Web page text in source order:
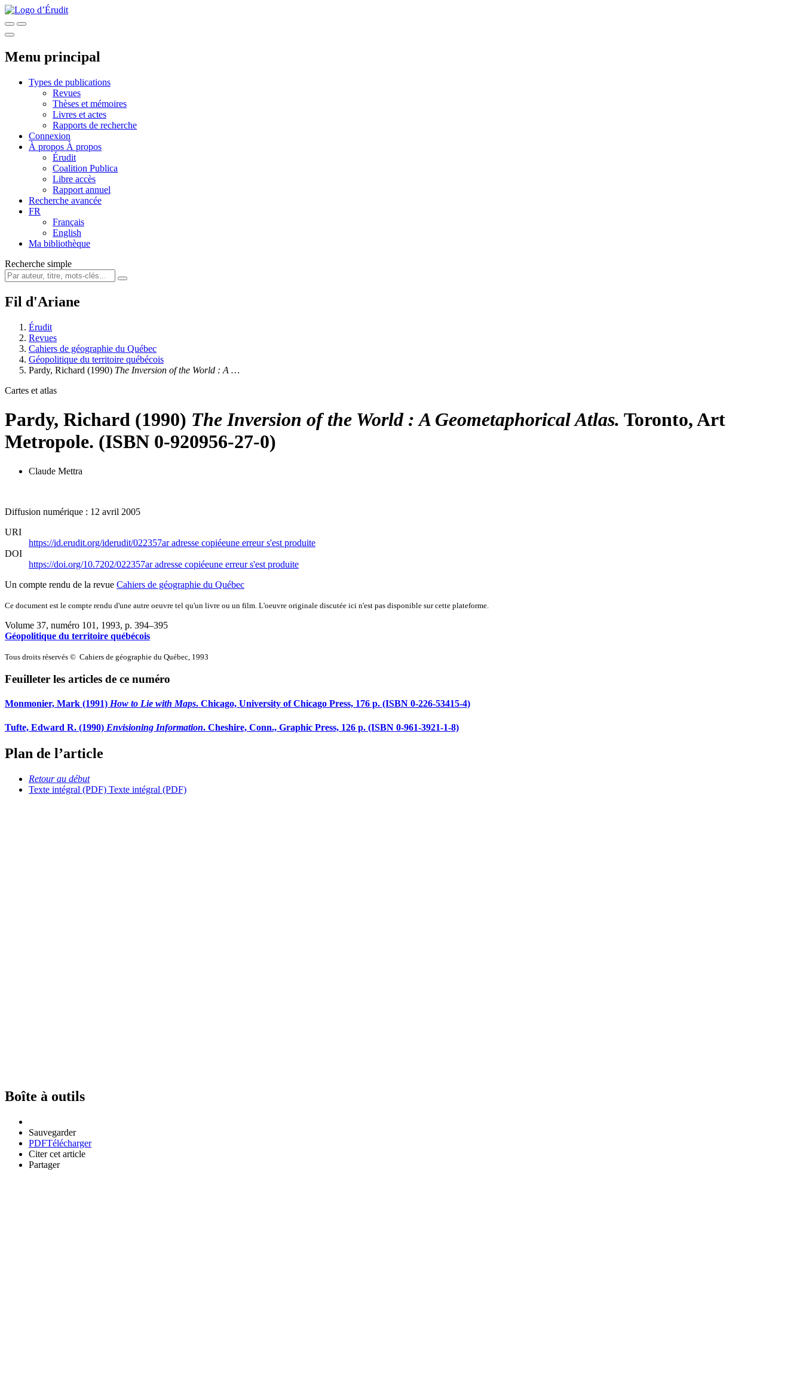
Menu principal
Types de publications
Revues
Thèses et mémoires
Livres et actes
Rapports de recherche
Connexion
À propos À propos
Érudit
Coalition Publica
Libre accès
Rapport annuel
Recherche avancée
FR
Français
English
Ma bibliothèque
Recherche simple
Fil d'Ariane
Érudit
Revues
Cahiers de géographie du Québec
Géopolitique du territoire québécois
Pardy, Richard (1990) The Inversion of the World : A …
Cartes et atlas
Pardy, Richard (1990) The Inversion of the World : A Geometaphorical Atlas. Toronto, Art
Metropole. (ISBN 0-920956-27-0)
Claude Mettra
Diffusion numérique : 12 avril 2005
URI
https://id.erudit.org/iderudit/022357aradresse copiéeune erreur s'est produite
DOI
https://doi.org/10.7202/022357aradresse copiéeune erreur s'est produite
Un compte rendu de la revue Cahiers de géographie du Québec
Ce document est le compte rendu d'une autre oeuvre tel qu'un livre ou un film. L'oeuvre originale discutée ici n'est pas disponible sur cette plateforme.
Volume 37, numéro 101, 1993, p. 394–395
Géopolitique du territoire québécois
Tous droits réservés © Cahiers de géographie du Québec, 1993
Feuilleter les articles de ce numéro
Monmonier, Mark (1991) How to Lie with Maps. Chicago, University of Chicago Press, 176 p. (ISBN 0-226-53415-4)
Tufte, Edward R. (1990) Envisioning Information. Cheshire, Conn., Graphic Press, 126 p. (ISBN 0-961-3921-1-8)
Plan de l’article
Retour au début
Texte intégral (PDF) Texte intégral (PDF)
Boîte à outils
Sauvegarder
PDFTélécharger
Citer cet article
Partager